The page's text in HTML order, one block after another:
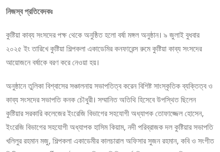
নিজস্ব প্রতিবেদকঃ
কুষ্টিয়া কাব্য সংসদের পক্ষ থেকে অনুষ্ঠিত হলো বর্ষা মঙ্গল অনুষ্ঠান। ৯ জুলাই বুধবার
২০২৫ ইং তারিখে কুষ্টিয়া শিল্পকলা একাডেমির কনফারেন্স রুমে কুষ্টিয়া কাব্য সংসদের
আয়োজনে বর্ষাকে বরণ করে নেওয়া হয়।
অনুষ্ঠানে তুলিকা বিশ্বাসের সঞ্চালনায় সভাপতিত্ব করেন বিশিষ্ট সাংস্কৃতিক ব্যক্তিত্ব ও
কাব্য সংসদের সভাপতি কনক চৌধুরী। সম্মানিত অতিথি হিসেবে উপস্থিত ছিলেন
কুষ্টিয়ার সরকারি কলেজের ইংরেজি বিভাগের সহযোগী অধ্যাপক তোফাজ্জেল হোসেন,
ইংরেজি বিভাগের সহযোগী অধ্যাপক হাসিম কিয়াম, নদী পরিব্রাজক দল কুষ্টিয়ার সভাপতি
খলিলুর রহমান মজু, শিল্পকলা একাডেমীর কালচারাল অফিসার সুজন রহমান, কবি ও সংগীত